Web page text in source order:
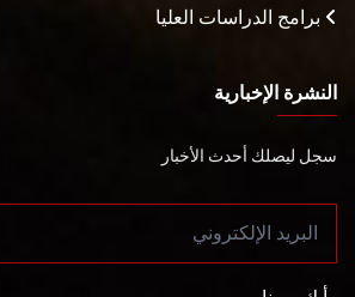
برامج الدراسات العليا
النشرة الإخبارية
سجل ليصلك أحدث الأخبار